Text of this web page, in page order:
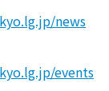
news
events